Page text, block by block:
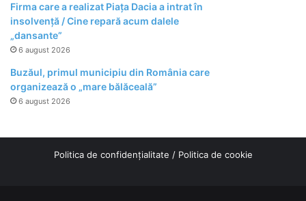
Firma care a realizat Piața Dacia a intrat în
insolvență / Cine repară acum dalele
„dansante”
6 august 2026
Buzăul, primul municipiu din România care
organizează o „mare bălăceală”
6 august 2026
Politica de confidențialitate / Politica de cookie